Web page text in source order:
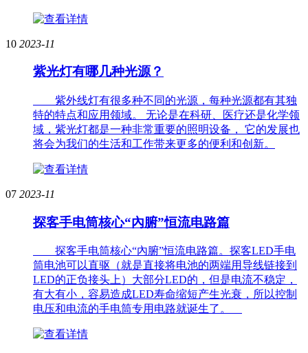
10 2023-11
紫光灯有哪几种光源？
紫外线灯有很多种不同的光源，每种光源都有其独
特的特点和应用领域。 无论是在科研、医疗还是化学领
域，紫光灯都是一种非常重要的照明设备， 它的发展也
将会为我们的生活和工作带来更多的便利和创新。
07 2023-11
探客手电筒核心“內腑”恒流电路篇
探客手电筒核心“內腑”恒流电路篇。探客LED手电
筒电池可以直驱（就是直接将电池的两端用导线链接到
LED的正负接头上）大部分LED的，但是电流不稳定，
有大有小，容易造成LED寿命缩短产生光衰，所以控制
电压和电流的手电筒专用电路就诞生了。